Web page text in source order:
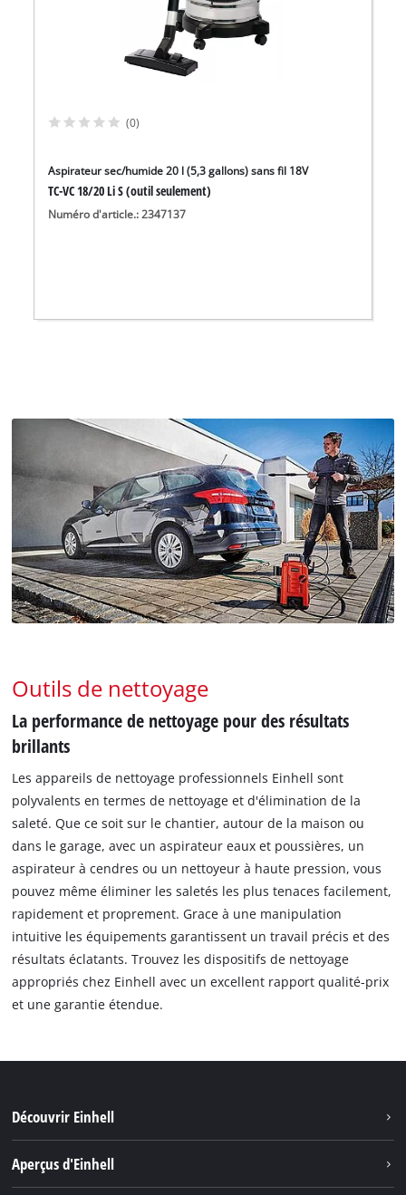
(0)
Aspirateur sec/humide 20 l (5,3 gallons) sans fil 18V
TC-VC 18/20 Li S (outil seulement)
Numéro d'article.: 2347137
Outils de nettoyage
La performance de nettoyage pour des résultats
brillants
Les appareils de nettoyage professionnels Einhell sont
polyvalents en termes de nettoyage et d'élimination de la
saleté. Que ce soit sur le chantier, autour de la maison ou
dans le garage, avec un aspirateur eaux et poussières, un
aspirateur à cendres ou un nettoyeur à haute pression, vous
pouvez même éliminer les saletés les plus tenaces facilement,
rapidement et proprement. Grace à une manipulation
intuitive les équipements garantissent un travail précis et des
résultats éclatants. Trouvez les dispositifs de nettoyage
appropriés chez Einhell avec un excellent rapport qualité-prix
et une garantie étendue.
Découvrir Einhell
Aperçus d'Einhell